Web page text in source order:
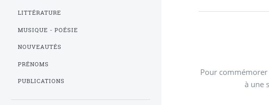
Pour commémorer
à une
LITTÉRATURE
MUSIQUE - POÉSIE
NOUVEAUTÉS
PRÉNOMS
PUBLICATIONS